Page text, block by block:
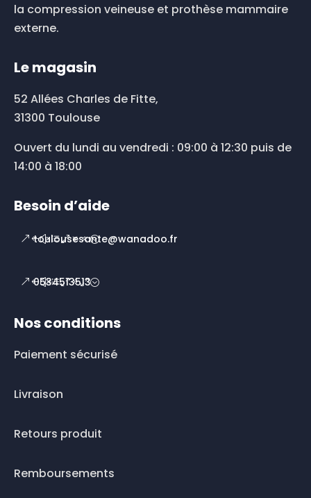
la compression veineuse et prothèse mammaire
externe.
Le magasin
52 Allées Charles de Fitte,
31300 Toulouse
Ouvert du lundi au vendredi : 09:00 à 12:30 puis de
14:00 à 18:00
Besoin d’aide
toulousesante@wanadoo.fr
0534513513
Nos conditions
Paiement sécurisé
Livraison
Retours produit
Remboursements